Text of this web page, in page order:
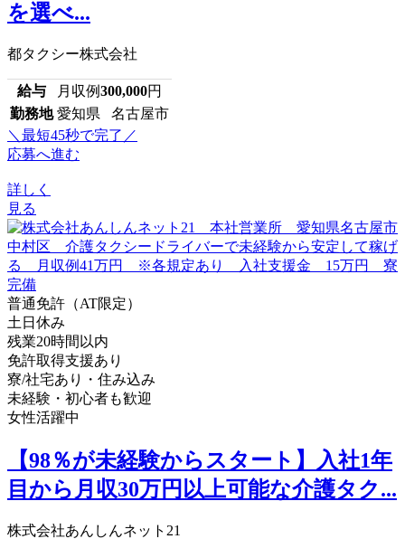
を選べ...
都タクシー株式会社
給与 月収例300,000円
勤務地 愛知県 名古屋市
＼最短45秒で完了／
応募へ進む
詳しく
見る
普通免許（AT限定）
土日休み
残業20時間以内
免許取得支援あり
寮/社宅あり・住み込み
未経験・初心者も歓迎
女性活躍中
【98％が未経験からスタート】入社1年
目から月収30万円以上可能な介護タク...
株式会社あんしんネット21